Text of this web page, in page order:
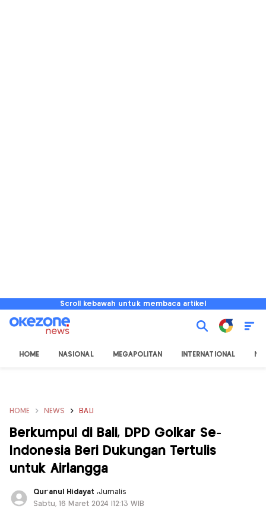
Scroll kebawah untuk membaca artikel
HOME NASIONAL MEGAPOLITAN INTERNATIONAL
HOME NEWS BALI
Berkumpul di Bali, DPD Golkar Se-
Indonesia Beri Dukungan Tertulis
untuk Airlangga
Qur'anul Hidayat ,Jurnalis
Sabtu, 16 Maret 2024 |12:13 WIB